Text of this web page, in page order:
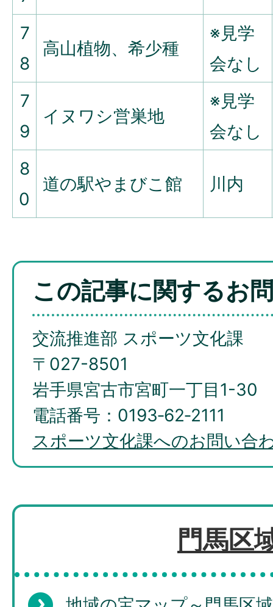
7
8
高山植物、希少種
※見学
会なし
7
9
イヌワシ営巣地
※見学
会なし
8
0
道の駅やまびこ館 川内
この記事に関するお
交流推進部 スポーツ文化課
〒027-8501
岩手県宮古市宮町一丁目1-30
電話番号：0193‐62‐2111
スポーツ文化課へのお問い合
門馬区